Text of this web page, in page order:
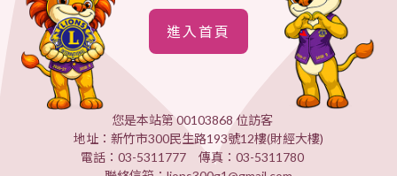
進入首頁
您是本站第 00103868 位訪客
地址：新竹市300民生路193號12樓(財經大樓)
電話：03-5311777 傳真：03-5311780